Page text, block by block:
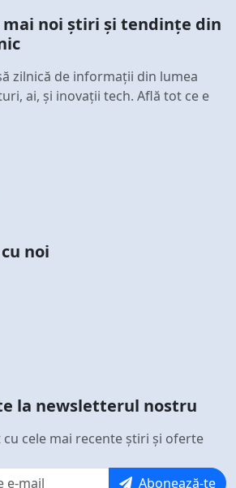
mai noi știri și tendințe din
zilnică de informații din lumea
ai, și inovații tech. Află tot ce e
noi
la newsletterul nostru
cu cele mai recente știri și oferte
Abonează-te